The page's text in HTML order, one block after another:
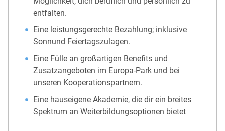
entfalten.
Eine leistungsgerechte Bezahlung; inklusive
Sonnund Feiertagszulagen.
Eine Fülle an großartigen Benefits und
Zusatzangeboten im Europa-Park und bei
unseren Kooperationspartnern.
Eine hauseigene Akademie, die dir ein breites
Spektrum an Weiterbildungsoptionen bietet